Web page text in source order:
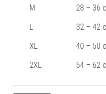
M
28 – 36
L
32 – 42
XL
40 – 50
2XL
54 – 62